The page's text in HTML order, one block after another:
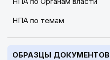
НПА по темам
ОБРАЗЦЫ ДОКУМЕНТОВ